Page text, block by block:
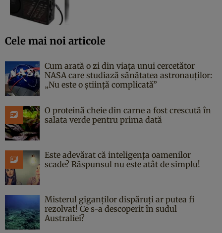
Cele mai noi articole
Cum arată o zi din viața unui cercetător
NASA care studiază sănătatea astronauților:
„Nu este o știință complicată”
O proteină cheie din carne a fost crescută în
salata verde pentru prima dată
Este adevărat că inteligența oamenilor
scade? Răspunsul nu este atât de simplu!
Misterul giganților dispăruți ar putea fi
rezolvat! Ce s-a descoperit în sudul
Australiei?